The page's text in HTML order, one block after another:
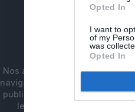
Opted In
I want to
of my
was
Opted In
PUBLICITÉ
MASQUÉE
Nos abonnés bénéficient d'une
navigation fluide sans bandeaux
publicitaires pour une meilleure
lecture de nos contenus.